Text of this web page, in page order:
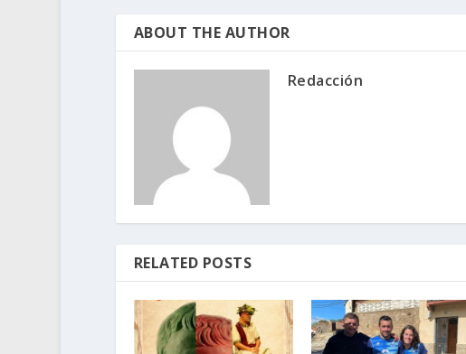
ABOUT THE AUTHOR
Redacción
RELATED POSTS